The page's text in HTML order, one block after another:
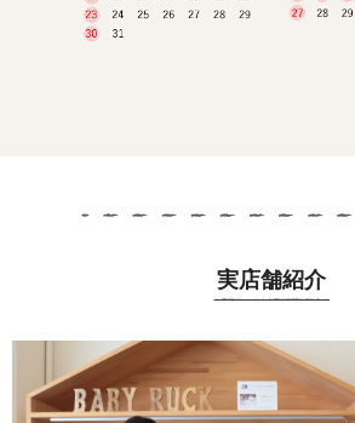
実店舗紹介